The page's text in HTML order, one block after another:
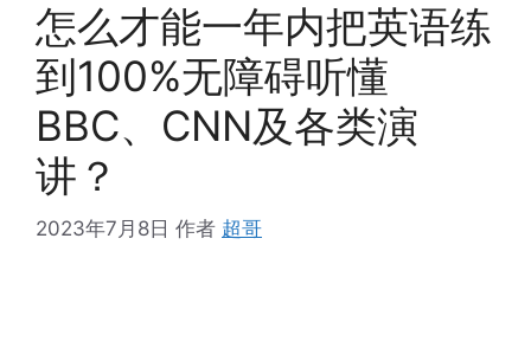
怎么才能一年内把英语练
到100%无障碍听懂
BBC、CNN及各类演
讲？
2023年7月8日 作者 超哥